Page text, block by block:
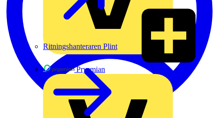
Prysmian
Ritningshanteraren Plint